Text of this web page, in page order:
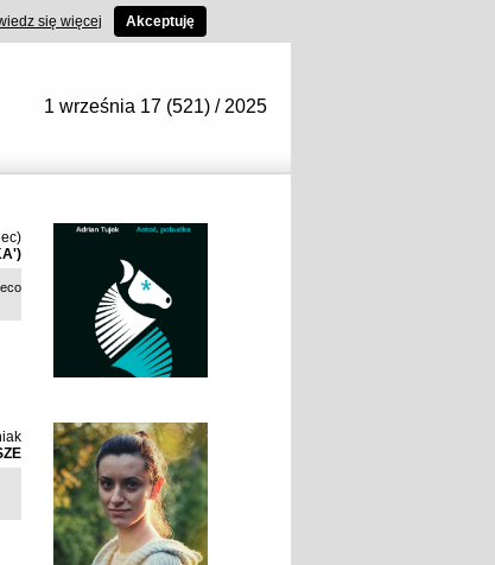
1 września 17 (521) / 2025
się więcej Akceptuję